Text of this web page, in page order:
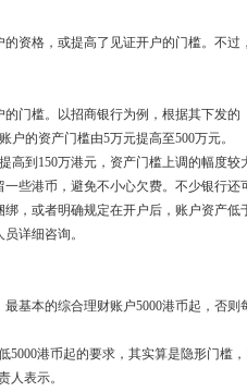
资格，或提高了见证开户的门槛。不过
门槛。以招商银行为例，根据其下发的
的资产门槛由5万元提高至500万元。
到150万港元，资产门槛上调的幅度较
些港币，避免不小心欠费。不少银行还
，或者明确规定在开户后，账户资产低
详细咨询。
基本的综合理财账户5000港币起，否则
港币起的要求，其实算是隐形门槛，
人表示。